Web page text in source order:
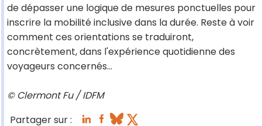
de dépasser une logique de mesures ponctuelles pour
inscrire la mobilité inclusive dans la durée. Reste à voir
comment ces orientations se traduiront,
concrètement, dans l'expérience quotidienne des
voyageurs concernés...
© Clermont Fu / IDFM
Partager sur :